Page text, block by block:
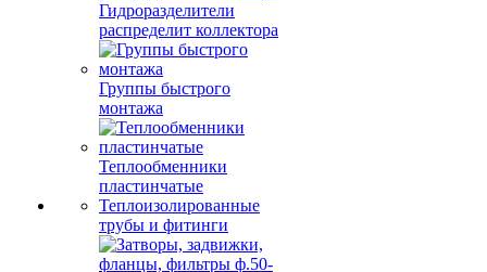
Гидроразделители
распределит коллектора
Группы быстрого
монтажа
Теплообменники
пластинчатые
Теплоизолированные
трубы и фитинги